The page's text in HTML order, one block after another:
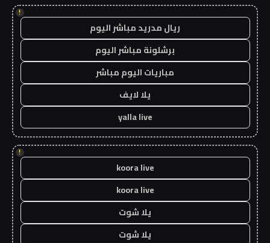
!
ريال مدريد مباشر اليوم
برشلونة مباشر اليوم
مباريات اليوم مباشر
يلا لايف
yalla live
!
koora live
koora live
يلا شوت
يلا شوت